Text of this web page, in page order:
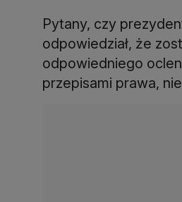
Pytany, czy
odpowiedział, że
odpowiedniego
przepisami prawa,